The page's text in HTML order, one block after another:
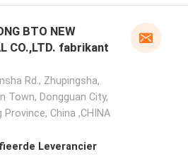
BTO NEW
CO.,LTD. fabrikant
Rd., Zhupingsha,
Town, Dongguan City,
Province, China ,CHINA
Leverancier